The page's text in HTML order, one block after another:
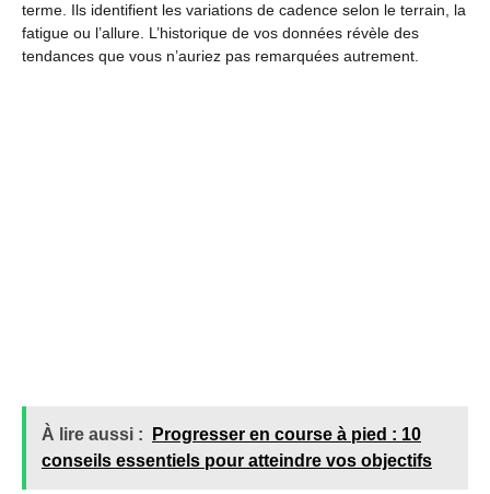
terme. Ils identifient les variations de cadence selon le terrain, la
fatigue ou l’allure. L’historique de vos données révèle des
tendances que vous n’auriez pas remarquées autrement.
À lire aussi :
Progresser en course à pied : 10
conseils essentiels pour atteindre vos objectifs